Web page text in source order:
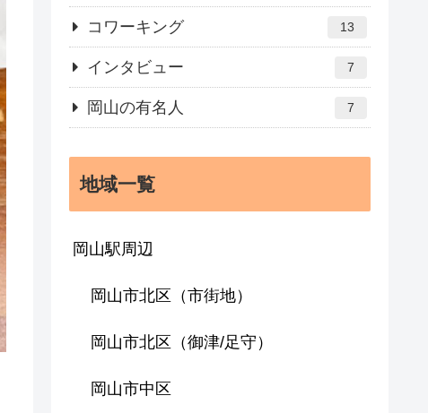
コワーキング 13
インタビュー 7
岡山の有名人 7
地域一覧
岡山駅周辺
岡山市北区（市街地）
岡山市北区（御津/足守）
岡山市中区